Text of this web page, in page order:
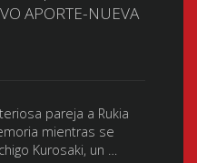
APORTE-NUEVA
pareja a Rukia
mientras se
Kurosaki, un …